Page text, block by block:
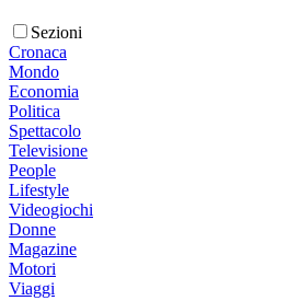
Sezioni
Cronaca
Mondo
Economia
Politica
Spettacolo
Televisione
People
Lifestyle
Videogiochi
Donne
Magazine
Motori
Viaggi